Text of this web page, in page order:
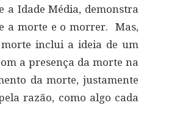
a Idade Média, demonstra
a morte e o morrer. Mas,
inclui a ideia de um
a presença da morte na
da morte, justamente
razão, como algo cada